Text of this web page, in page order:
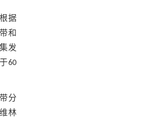
根据
和
发
60
分
林